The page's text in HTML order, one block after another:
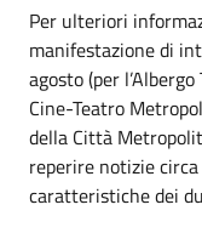
Per ulteriori
manifestazione di
agosto (per
Cine-Teatro
della Città
reperire notizie
caratteristiche dei